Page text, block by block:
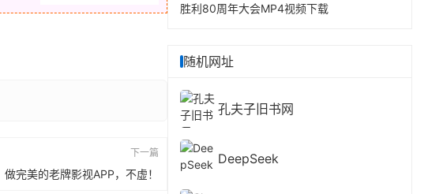
下一篇
完美的老牌影视APP，不虚！
胜利80周年大会MP4视频下载
随机网址
孔夫子旧书网
DeepSeek